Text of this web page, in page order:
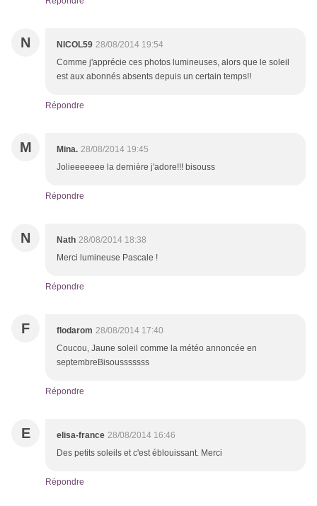
N NICOL59 28/08/2014 19:54
Comme j'apprécie ces photos lumineuses, alors que le soleil
est aux abonnés absents depuis un certain temps!!
Répondre
M Mina. 28/08/2014 19:45
Jolieeeeeee la dernière j'adore!!! bisouss
Répondre
N Nath 28/08/2014 18:38
Merci lumineuse Pascale !
Répondre
F flodarom 28/08/2014 17:40
Coucou, Jaune soleil comme la météo annoncée en
septembreBisousssssss
Répondre
E elisa-france 28/08/2014 16:46
Des petits soleils et c'est éblouissant. Merci
Répondre